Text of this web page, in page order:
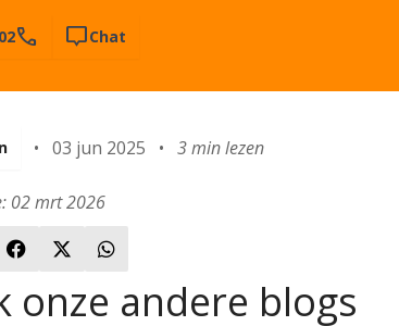
call tooltipChat
• 03 jun 2025 • 3 min lezen
02 mrt 2026
onze andere blogs